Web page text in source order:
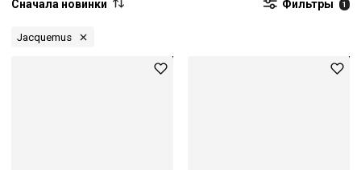
Сначала новинки Фильтры 1
Jacquemus